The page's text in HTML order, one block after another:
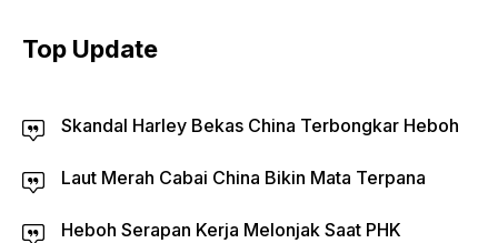
Top Update
Skandal Harley Bekas China Terbongkar Heboh
Laut Merah Cabai China Bikin Mata Terpana
Heboh Serapan Kerja Melonjak Saat PHK